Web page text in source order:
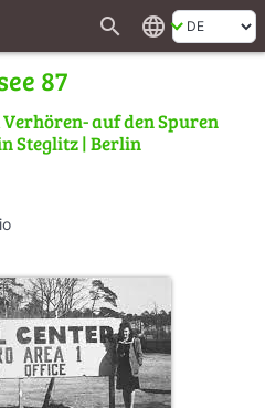
search language
87
auf den Spuren
Steglitz | Berlin